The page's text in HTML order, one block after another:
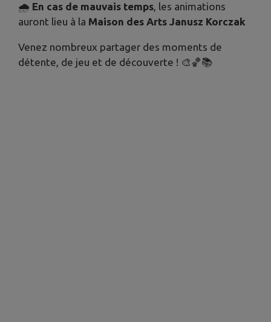
🌧 En cas de mauvais temps, les animations
auront lieu à la Maison des Arts Janusz Korczak
Venez nombreux partager des moments de
détente, de jeu et de découverte ! 🎨🏀📚